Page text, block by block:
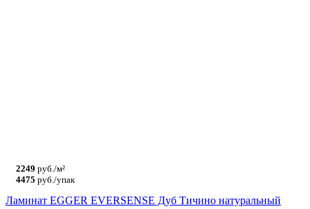
2249 руб./м²
4475 руб./упак
Ламинат EGGER EVERSENSE Дуб Тичино натуральный